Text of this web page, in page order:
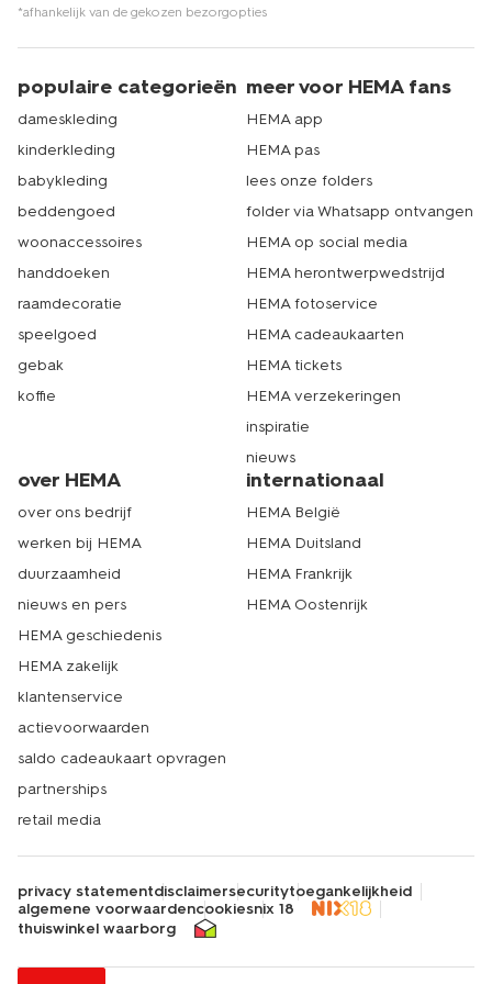
*afhankelijk van de gekozen bezorgopties
populaire categorieën
dameskleding
kinderkleding
babykleding
beddengoed
woonaccessoires
handdoeken
raamdecoratie
speelgoed
gebak
koffie
meer voor HEMA fans
HEMA app
HEMA pas
lees onze folders
folder via Whatsapp ontvangen
HEMA op social media
HEMA herontwerpwedstrijd
HEMA fotoservice
HEMA cadeaukaarten
HEMA tickets
HEMA verzekeringen
inspiratie
nieuws
over HEMA
over ons bedrijf
werken bij HEMA
duurzaamheid
nieuws en pers
HEMA geschiedenis
HEMA zakelijk
klantenservice
actievoorwaarden
saldo cadeaukaart opvragen
partnerships
retail media
internationaal
HEMA België
HEMA Duitsland
HEMA Frankrijk
HEMA Oostenrijk
privacy statementdisclaimersecuritytoegankelijkheid
algemene voorwaardencookiesnix 18
thuiswinkel waarborg